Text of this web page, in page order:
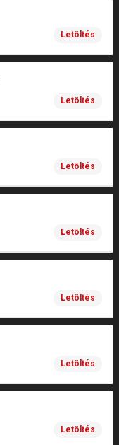
Letöltés
Letöltés
Letöltés
Letöltés
Letöltés
Letöltés
Letöltés